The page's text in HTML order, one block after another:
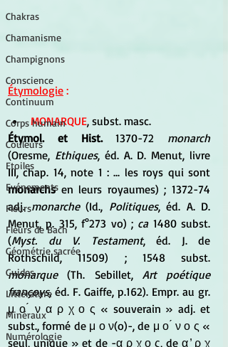
Chakras
Chamanisme
Champignons
Conscience
Continuum
Corps humain
Couleurs
Etoiles
Evénements
Fleurs
Fleurs de Bach
Géométrie sacrée
Guides
Littérature
Minéraux
Numérologie
Étymologie :
MONARQUE, subst. masc.
Étymol. et Hist. 1370-72 monarch
(Oresme, Ethiques, éd. A. D. Menut, livre
monarchs en leurs royaumes) ; 1372-74
adj. monarche (Id., Politiques, éd. A. D.
Menut, p. 315, f°273 vo) ; ca 1480 subst.
(Myst. du V. Testament, éd. J. de
monarque (Th. Sebillet, Art poétique
françoys, éd. F. Gaiffe, p.162). Empr. au gr.
μ ο ́ ν α ρ χ ο ς « souverain » adj. et
subst., formé de μ ο ν(o)-, de μ ο ́ ν ο ς «
seul, unique » et de -α ρ χ ο ς, de α ̓ ρ χ